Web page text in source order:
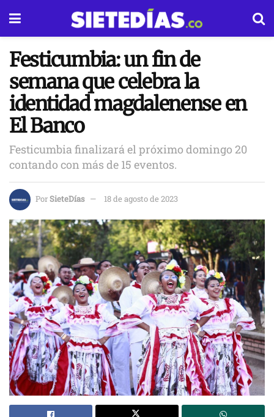
Festicumbia: un fin de
semana que celebra la
identidad magdalenense en
El Banco
Festicumbia finalizará el próximo domingo 20
contando con más de 15 eventos.
PorSieteDías 18 de agosto de 2023